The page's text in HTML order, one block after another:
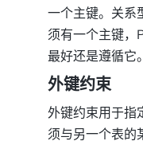
一个主键。关系
须有一个主键，
最好还是遵循它。
外键约束
外键约束用于指
须与另一个表的